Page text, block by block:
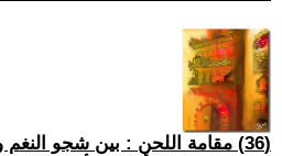
(36) مقامة اللحن : بين شجو النغم